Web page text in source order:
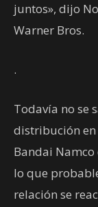
juntos», dijo
Warner Bros.
.
Todavía no se
distribución en
Bandai
lo que
relación se